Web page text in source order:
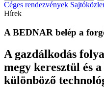
Céges rendezvények
Hírek
A BEDNAR belép a
A gazdálkodás
megy keresztül és
különböző